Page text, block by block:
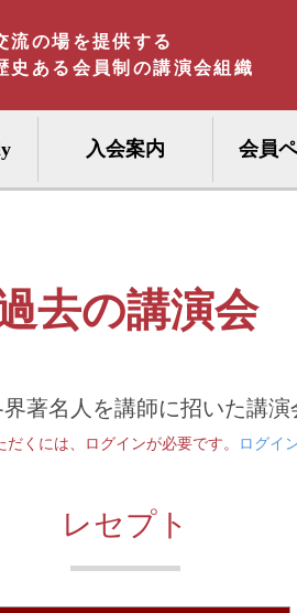
流の場を提供する
史ある会員制の講演会組織
入会案内 会員
去の講演会
著名人を講師に招いた講演
くには、ログインが必要です。 ログイ
レセプト